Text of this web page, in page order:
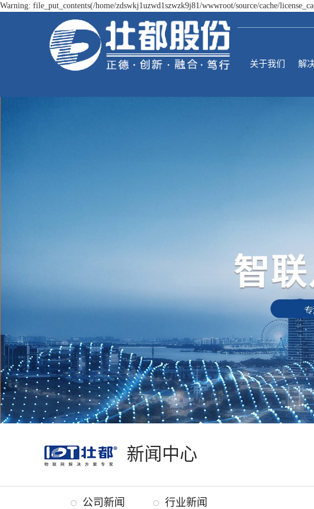
Warning: file_put_contents(/home/zdswkj1uzwd1szwzk9j81/wwwroot/source/cache/
关于我们 解
新闻中心
公司新闻 行业新闻